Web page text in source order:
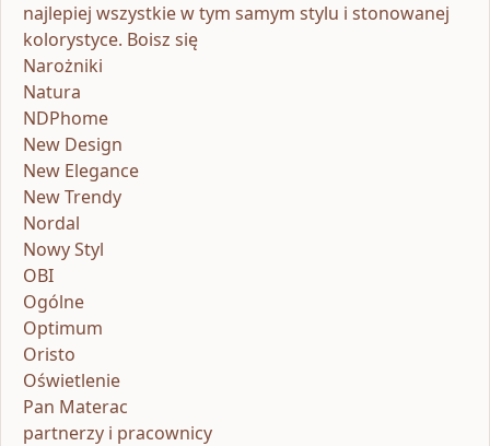
najlepiej wszystkie w tym samym stylu i stonowanej
kolorystyce. Boisz się
Narożniki
Natura
NDPhome
New Design
New Elegance
New Trendy
Nordal
Nowy Styl
OBI
Ogólne
Optimum
Oristo
Oświetlenie
Pan Materac
partnerzy i pracownicy